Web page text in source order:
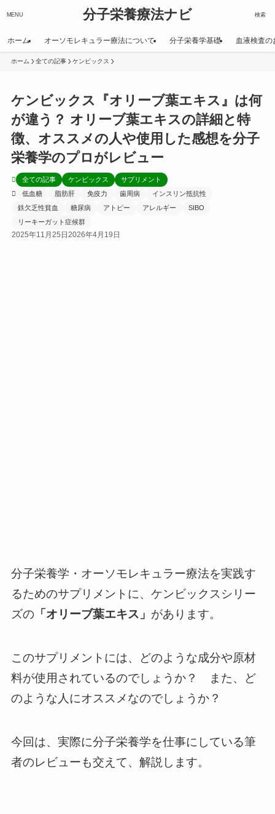
分子栄養療法ナビ 検索
MENU
ホーム オーソモレキュラー療法について 分子栄養学基礎 血液検査の
ホーム 全ての記事 ケンビックス
ケンビックス『オリーブ葉エキス』は何
が違う？ オリーブ葉エキスの詳細と特
徴、オススメの人や使用した感想を分子
栄養学のプロがレビュー
全ての記事 ケンビックス
サプリメント
低血糖
脂肪肝 免疫力 歯周病
インスリン抵抗性
鉄欠乏性貧血
糖尿病 アトピー アレルギー
SIBO
リーキーガット症候群
2025年11月25日 2026年4月19日
分子栄養学・オーソモレキュラー療法を実践す
るためのサプリメントに、ケンビックスシリー
ズの「オリーブ葉エキス」 があります。
このサプリメントには、どのような成分や原材
料が使用されているのでしょうか？ また、ど
のような人にオススメなのでしょうか？
今回は、実際に分子栄養学を仕事にしている筆
者のレビューも交えて、解説します。